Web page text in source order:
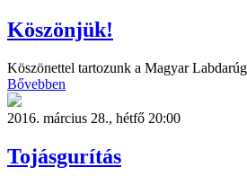
Köszönjük!
Köszönettel tartozunk a Magyar
Bővebben
2016. március 28., hétfő 20:00
Tojásgurítás